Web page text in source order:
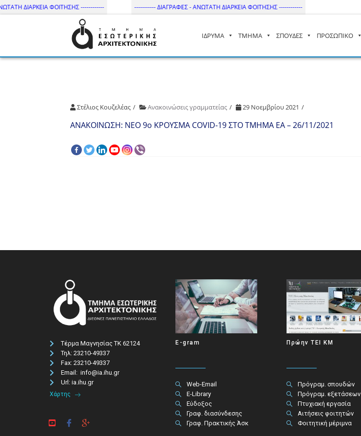
ΔΙΑΡΚΕΙΑ ΦΟΙΤΗΣΗΣ ------------ ----------- ΔΙΑΓΡΑΦΕΣ - ΑΝΩΤΑΤΗ ΔΙΑΡΚΕΙΑ ΦΟΙΤΗΣΗΣ ------------
Τμήμα Εσωτ. Αρχιτεκτονικής – ΔΙ.ΠΑ.Ε
ΙΔΡΥΜΑ ΤΜΗΜΑ ΣΠΟΥΔΕΣ ΠΡΟΣΩΠΙΚΟ
Στέλιος Κουζελέας Ανακοινώσεις γραμματείας 29 Νοεμβρίου 2021
ΑΝΑΚΟΙΝΩΣΗ: ΝΕΟ 9o ΚΡΟΥΣΜΑ COVID-19 ΣΤΟ ΤΜΗΜΑ ΕΑ – 26/11/2021
Τέρμα Μαγνησίας ΤΚ 62124
Τηλ: 23210-49337​
Fax: 23210-49337
Email: info@ia.ihu.gr
Url: ia.ihu.gr
Χάρτης
E-gram
Web-Email
E-Library
Εύδοξος
Γραφ. διασύνδεσης
Γραφ. Πρακτικής Άσκ
Πρώην ΤΕΙ ΚΜ
Πρόγραμ. σπουδών
Πρόγραμ. εξετάσεων
Πτυχιακή εργασία
Αιτήσεις φοιτητών
Φοιτητική μέριμνα